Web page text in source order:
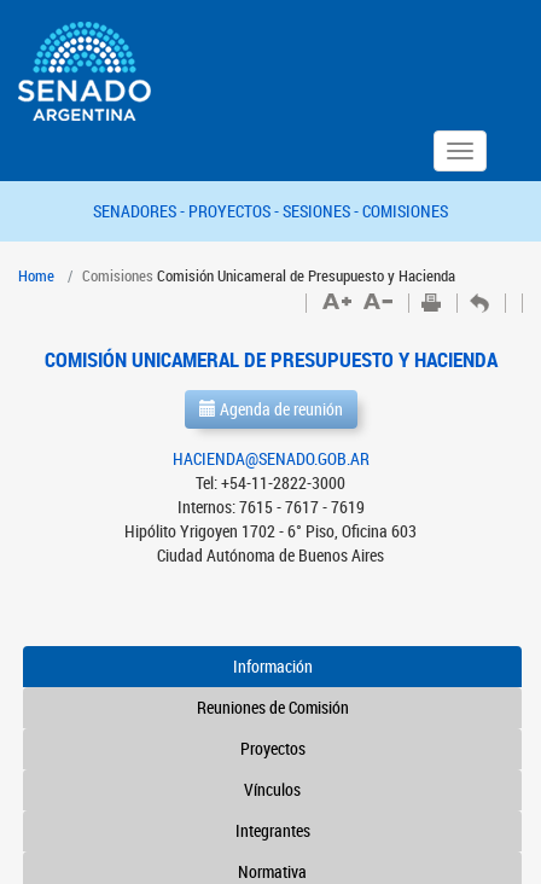
Toggle
navigation
SENADORES - PROYECTOS -SESIONES -COMISIONES
Home Comisiones Comisión Unicameral de Presupuesto y Hacienda
COMISIÓN UNICAMERAL DE PRESUPUESTO Y HACIENDA
Agenda de reunión
HACIENDA@SENADO.GOB.AR
Tel: +54-11-2822-3000
Internos: 7615 - 7617 - 7619
Hipólito Yrigoyen 1702 - 6° Piso, Oficina 603
Ciudad Autónoma de Buenos Aires
Información
Reuniones de Comisión
Proyectos
Vínculos
Integrantes
Normativa